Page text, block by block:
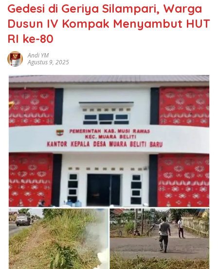
Gedesi di Geriya Silampari, Warga
Dusun IV Kompak Menyambut HUT
RI ke-80
Andi YM
Agustus 9, 2025